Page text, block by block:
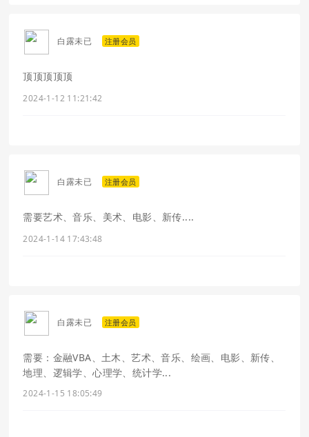
白露未已 注册会员
顶顶顶顶顶
2024-1-12 11:21:42
白露未已 注册会员
需要艺术、音乐、美术、电影、新传....
2024-1-14 17:43:48
白露未已 注册会员
需要：金融VBA、土木、艺术、音乐、绘画、电影、新传、
地理、逻辑学、心理学、统计学...
2024-1-15 18:05:49